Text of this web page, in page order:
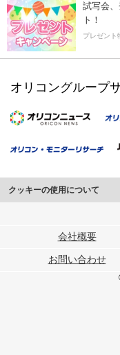
試写会
ト！
プレゼント
オリコングループ
クッキーの使用について
このサイトでは Cookie を使
行っています。
メディアや広告配信、デー
各パートナーは、この情報
ユーザーが各パートナーの
会社概要
お問い合わせ